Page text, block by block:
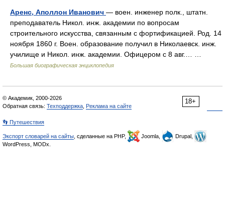
Аренс, Аполлон Иванович — воен. инженер полк., штатн.
преподаватель Никол. инж. академии по вопросам
строительного искусства, связанным с фортификацией. Род. 14
ноября 1860 г. Воен. образование получил в Николаевск. инж.
училище и Никол. инж. академии. Офицером с 8 авг.… …
Большая биографическая энциклопедия
18+
© Академик, 2000-2026
Обратная связь: Техподдержка Реклама на сайте
👣 Путешествия
Экспорт словарей на сайты , сделанные на PHP, Joomla,
Drupal,
WordPress, MODx.